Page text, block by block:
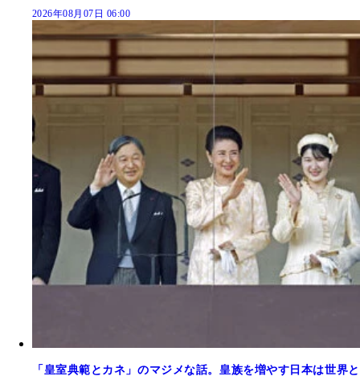
2026年08月07日 06:00
「皇室典範とカネ」のマジメな話。皇族を増やす日本は世界と